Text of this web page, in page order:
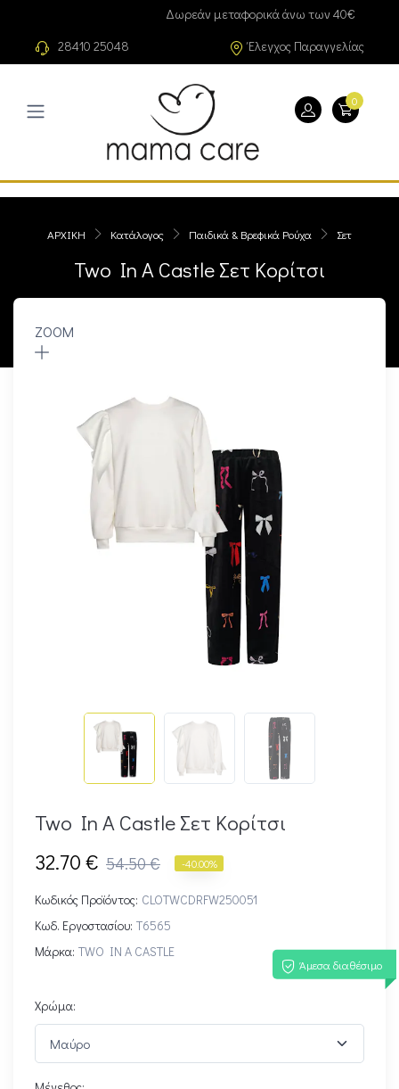
Δωρεάν μεταφορικά άνω των 40€
28410 25048
Έλεγχος Παραγγελίας
0
ΑΡΧΙΚΗ Κατάλογος Παιδικά & Βρεφικά Ρούχα Σετ
Two In A Castle Σετ Κορίτσι
ZOOM
Two In A Castle Σετ Κορίτσι
32.70 € 54.50 € -40.00%
Κωδικός Προϊόντος: CLOTWCDRFW250051
Κωδ. Εργοστασίου: T6565
Μάρκα: TWO IN A CASTLE
Άμεσα διαθέσιμο
Χρώμα: